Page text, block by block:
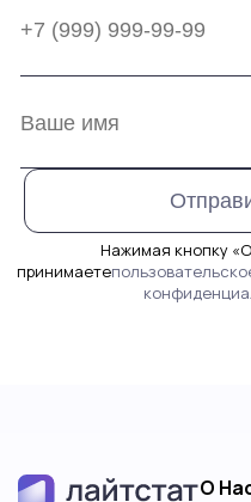
Нажимая кнопку
принимаете
О